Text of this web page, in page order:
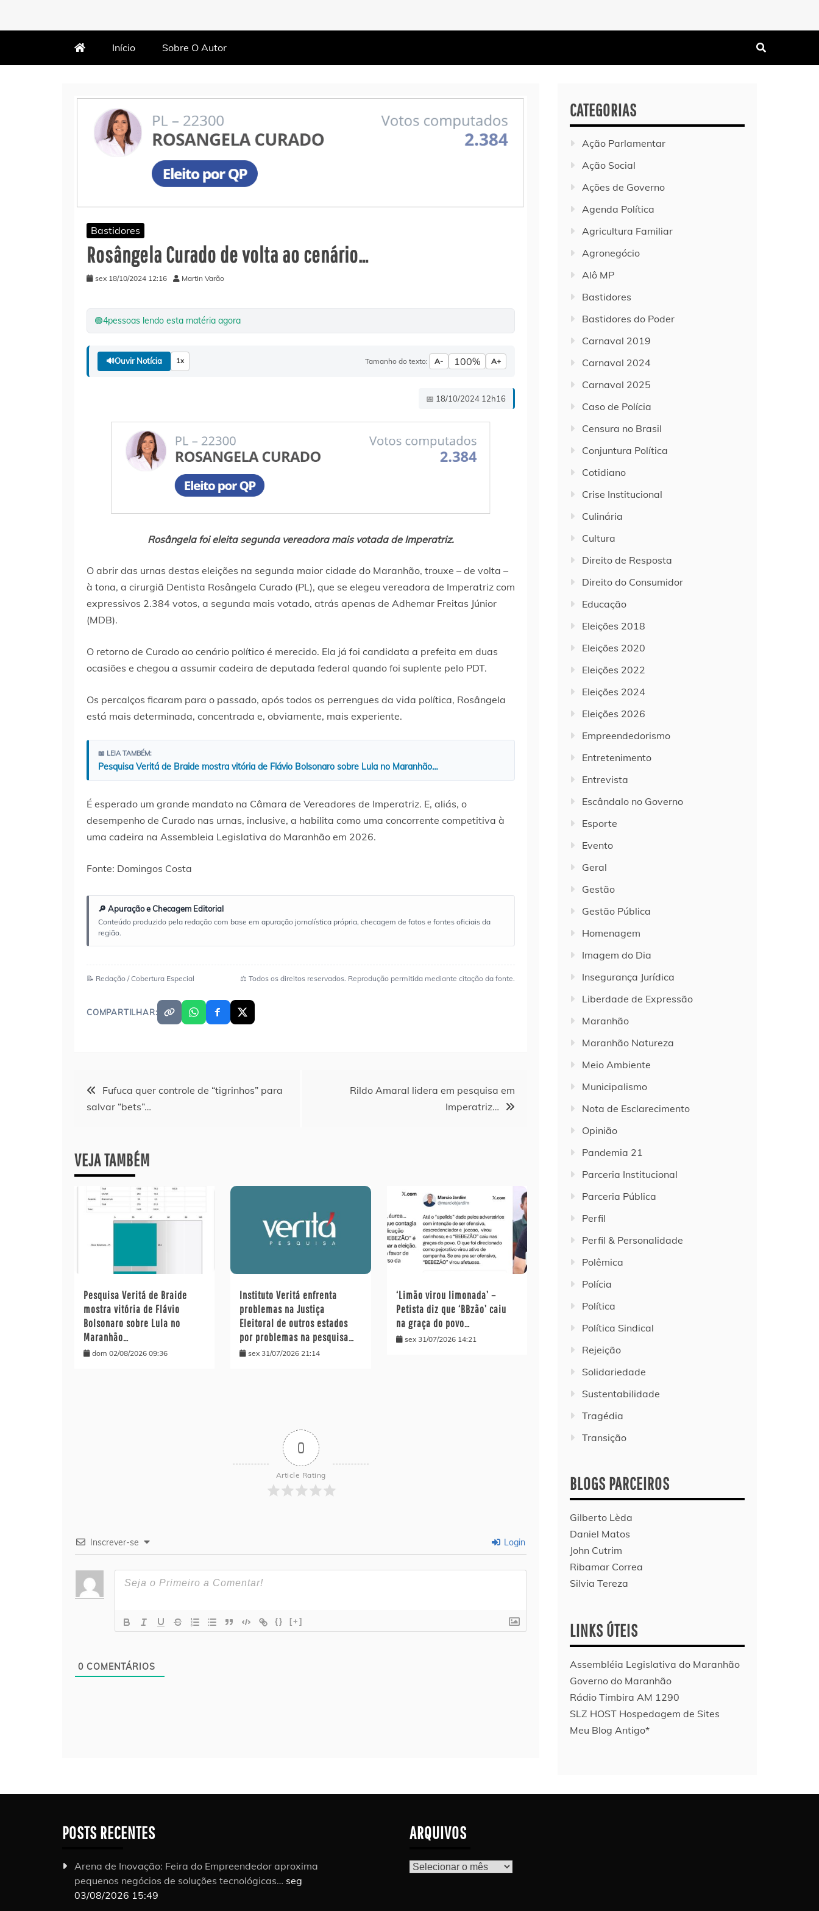
Início Sobre O Autor
Bastidores
Rosângela Curado de volta ao cenário…
sex 18/10/2024 12:16 Martin Varão
🟢4pessoas lendo esta matéria agora
🔊Ouvir Notícia 1x Tamanho do texto: A- 100% A+
📅 18/10/2024 12h16
Rosângela foi eleita segunda vereadora mais votada de Imperatriz.
O abrir das urnas destas eleições na segunda maior cidade do Maranhão, trouxe – de volta –
à tona, a cirurgiã Dentista Rosângela Curado (PL), que se elegeu vereadora de Imperatriz com
expressivos 2.384 votos, a segunda mais votado, atrás apenas de Adhemar Freitas Júnior
(MDB).
O retorno de Curado ao cenário político é merecido. Ela já foi candidata a prefeita em duas
ocasiões e chegou a assumir cadeira de deputada federal quando foi suplente pelo PDT.
Os percalços ficaram para o passado, após todos os perrengues da vida política, Rosângela
está mais determinada, concentrada e, obviamente, mais experiente.
📖 LEIA TAMBÉM:
Pesquisa Veritá de Braide mostra vitória de Flávio Bolsonaro sobre Lula no Maranhão…
É esperado um grande mandato na Câmara de Vereadores de Imperatriz. E, aliás, o
desempenho de Curado nas urnas, inclusive, a habilita como uma concorrente competitiva à
uma cadeira na Assembleia Legislativa do Maranhão em 2026.
Fonte: Domingos Costa
🔎 Apuração e Checagem Editorial
Conteúdo produzido pela redação com base em apuração jornalística própria, checagem de fatos e fontes oficiais da
região.
📝 Redação / Cobertura Especial ⚖️ Todos os direitos reservados. Reprodução permitida mediante citação da fonte.
COMPARTILHAR:
Navegação
Post
Fufuca quer controle de “tigrinhos” para
salvar “bets”…
Rildo Amaral lidera em pesquisa em
Imperatriz…
VEJA TAMBÉM
Pesquisa Veritá de Braide
mostra vitória de Flávio
Bolsonaro sobre Lula no
Maranhão…
dom 02/08/2026 09:36
Instituto Veritá enfrenta
problemas na Justiça
Eleitoral de outros estados
por problemas na pesquisa…
sex 31/07/2026 21:14
‘Limão virou limonada’ –
Petista diz que ‘BBzão’ caiu
na graça do povo…
sex 31/07/2026 14:21
0
Article Rating
Inscrever-se Login
{} [+]
0 COMENTÁRIOS
CATEGORIAS
Ação Parlamentar
Ação Social
Ações de Governo
Agenda Política
Agricultura Familiar
Agronegócio
Alô MP
Bastidores
Bastidores do Poder
Carnaval 2019
Carnaval 2024
Carnaval 2025
Caso de Polícia
Censura no Brasil
Conjuntura Política
Cotidiano
Crise Institucional
Culinária
Cultura
Direito de Resposta
Direito do Consumidor
Educação
Eleições 2018
Eleições 2020
Eleições 2022
Eleições 2024
Eleições 2026
Empreendedorismo
Entretenimento
Entrevista
Escândalo no Governo
Esporte
Evento
Geral
Gestão
Gestão Pública
Homenagem
Imagem do Dia
Insegurança Jurídica
Liberdade de Expressão
Maranhão
Maranhão Natureza
Meio Ambiente
Municipalismo
Nota de Esclarecimento
Opinião
Pandemia 21
Parceria Institucional
Parceria Pública
Perfil
Perfil & Personalidade
Polêmica
Polícia
Política
Política Sindical
Rejeição
Solidariedade
Sustentabilidade
Tragédia
Transição
BLOGS PARCEIROS
Gilberto Lèda
Daniel Matos
John Cutrim
Ribamar Correa
Silvia Tereza
LINKS ÚTEIS
Assembléia Legislativa do Maranhão
Governo do Maranhão
Rádio Timbira AM 1290
SLZ HOST Hospedagem de Sites
Meu Blog Antigo*
POSTS RECENTES
Arena de Inovação: Feira do Empreendedor aproxima
pequenos negócios de soluções tecnológicas… seg
03/08/2026 15:49
ARQUIVOS
Arquivos